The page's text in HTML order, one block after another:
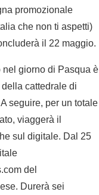
promozionale
che non ti aspetti)
il 22 maggio.
nel giorno di Pasqua è
cattedrale di
A seguire, per un totale
viaggerà il
sul digitale. Dal 25
del
Durerà sei